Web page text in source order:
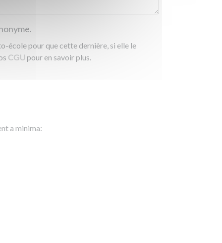
école pour que cette dernière, si elle le
CGUpour en savoir plus.
a minima: